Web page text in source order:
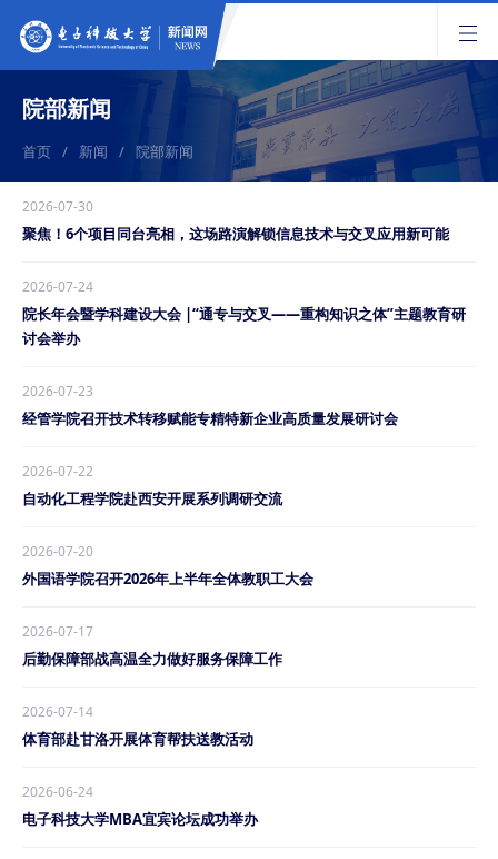
院部新闻
首页 / 新闻 / 院部新闻
2026-07-30
聚焦！6个项目同台亮相，这场路演解锁信息技术与交叉应用新可能
2026-07-24
院长年会暨学科建设大会 |“通专与交叉——重构知识之体”主题教育研
讨会举办
2026-07-23
经管学院召开技术转移赋能专精特新企业高质量发展研讨会
2026-07-22
自动化工程学院赴西安开展系列调研交流
2026-07-20
外国语学院召开2026年上半年全体教职工大会
2026-07-17
后勤保障部战高温全力做好服务保障工作
2026-07-14
体育部赴甘洛开展体育帮扶送教活动
2026-06-24
电子科技大学MBA宜宾论坛成功举办